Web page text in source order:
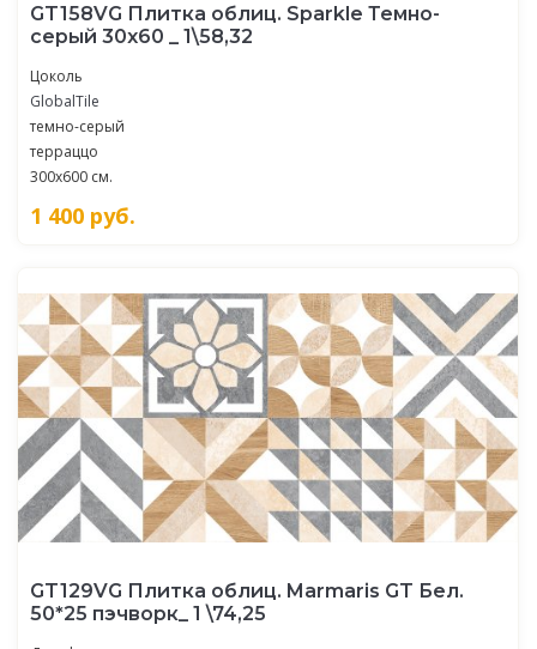
GT158VG Плитка облиц. Sparkle Темно-
серый 30x60 _ 1\58,32
Цоколь
GlobalTile
темно-серый
терраццо
300x600 см.
1 400 руб.
GT129VG Плитка облиц. Marmaris GT Бел.
50*25 пэчворк_ 1 \74,25